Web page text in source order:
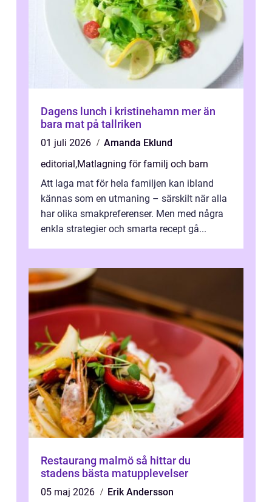
Dagens lunch i kristinehamn mer än
bara mat på tallriken
01 juli 2026
Amanda Eklund
editorial ,Matlagning för familj och barn
Att laga mat för hela familjen kan ibland
kännas som en utmaning – särskilt när alla
har olika smakpreferenser. Men med några
enkla strategier och smarta recept gå...
Restaurang malmö så hittar du
stadens bästa matupplevelser
05 maj 2026
Erik Andersson